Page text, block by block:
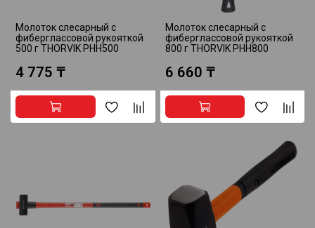
Молоток слесарный с
фиберглассовой рукояткой
500 г THORVIK PHH500
4 775 ₸
Молоток слесарный с
фиберглассовой рукояткой
800 г THORVIK PHH800
6 660 ₸